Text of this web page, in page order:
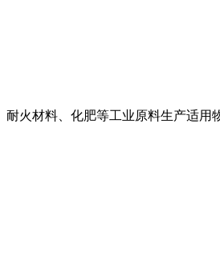
火材料、化肥等工业原料生产适